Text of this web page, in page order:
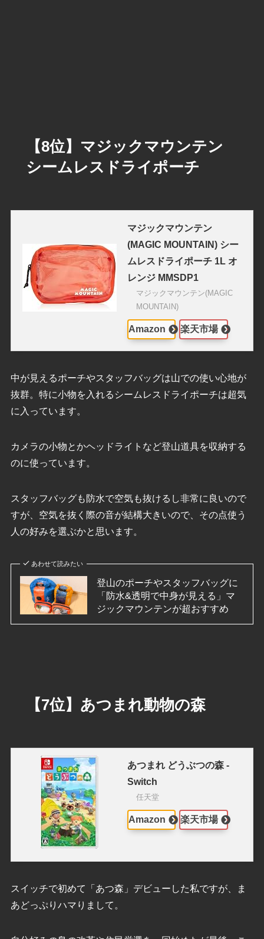
【8位】マジックマウンテン
シームレスドライポーチ
マジックマウンテン
(MAGIC MOUNTAIN) シー
ムレスドライポーチ 1L オ
レンジ MMSDP1
マジックマウンテン(MAGIC
MOUNTAIN)
Amazon 楽天市場
中が見えるポーチやスタッフバッグは山での使い心地が
抜群。特に小物を入れるシームレスドライポーチは超気
に入っています。
カメラの小物とかヘッドライトなど登山道具を収納する
のに使っています。
スタッフバッグも防水で空気も抜けるし非常に良いので
すが、空気を抜く際の音が結構大きいので、その点使う
人の好みを選ぶかと思います。
あわせて読みたい
登山のポーチやスタッフバッグに
「防水&透明で中身が見える」マ
ジックマウンテンが超おすすめ
【7位】あつまれ動物の森
あつまれ どうぶつの森 -
Switch
任天堂
Amazon 楽天市場
スイッチで初めて「あつ森」デビューした私ですが、ま
あどっぷりハマりまして。